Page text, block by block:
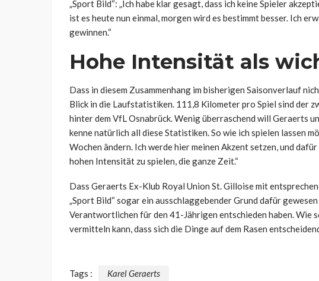
„Sport Bild“: „Ich habe klar gesagt, dass ich keine Spieler
ist es heute nun einmal, morgen wird es bestimmt besser. Ich
gewinnen.“
Hohe Intensität als
Dass in diesem Zusammenhang im bisherigen Saisonverlauf
Blick in die Laufstatistiken. 111,8 Kilometer pro Spiel sind der
hinter dem VfL Osnabrück. Wenig überraschend will Geraerts
kenne natürlich all diese Statistiken. So wie ich spielen lassen
Wochen ändern. Ich werde hier meinen Akzent setzen, und
hohen Intensität zu spielen, die ganze Zeit.“
Dass Geraerts Ex-Klub Royal Union St. Gilloise mit
„Sport Bild“ sogar ein ausschlaggebender Grund dafür
Verantwortlichen für den 41-Jährigen entschieden haben. Wie
vermitteln kann, dass sich die Dinge auf dem Rasen
Tags : Karel Geraerts